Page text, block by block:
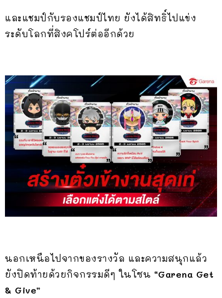
และแชมป์กับรองแชมป์ไทย ยังได้สิทธิ์ไปแข่ง
ระดับโลกที่สิงคโปร์ต่ออีกด้วย
นอกเหนือไปจากของรางวัล และความสนุกแล้ว
ยังปิดท้ายด้วยกิจกรรมดีๆ ในโซน “Garena Get
& Give”